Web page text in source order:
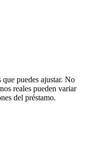
puedes ajustar. No
reales pueden variar
del préstamo.